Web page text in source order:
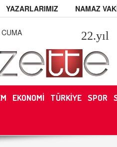
YAZARLARIMIZ NAMAZ
22.yıl
EKONOMİ TÜRKİYE SPOR